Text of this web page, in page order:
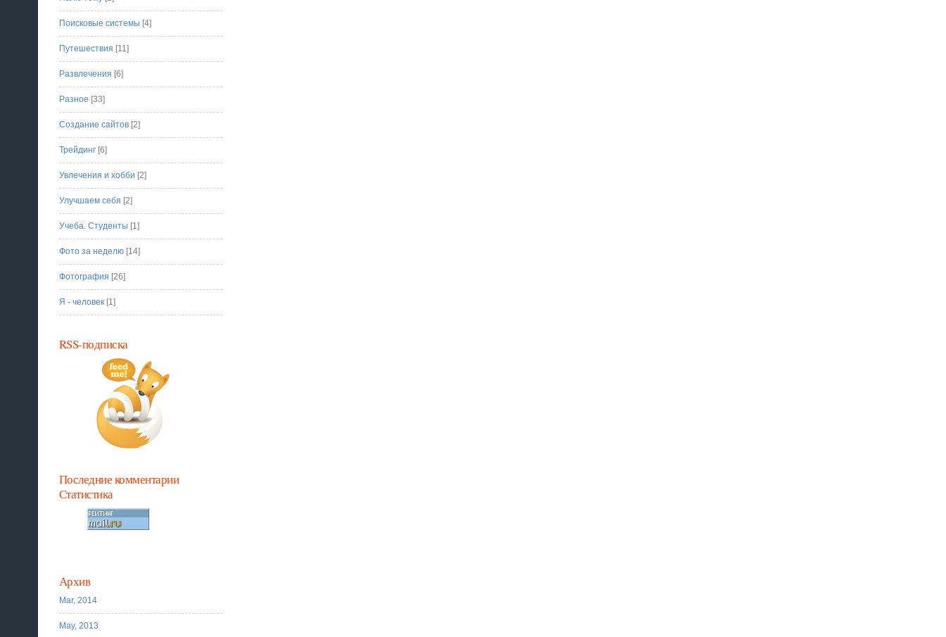
Поисковые системы [4]
Путешествия [11]
Развлечения [6]
Разное [33]
Создание сайтов[2]
Трейдинг[6]
Увлечения и хобби [2]
Улучшаем себя [2]
Учеба. Студенты [1]
Фото за неделю[14]
Фотография [26]
Я - человек[1]
RSS-подписка
Последние комментарии
Статистика
Архив
Mar, 2014
May, 2013